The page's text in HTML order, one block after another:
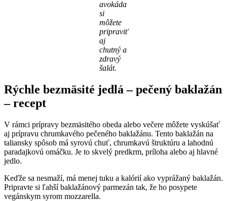
avokáda
si
môžete
pripraviť
aj
chutný a
zdravý
šalát.
Rýchle bezmäsité jedlá – pečený baklažán
– recept
V rámci prípravy bezmäsitého obeda alebo večere môžete vyskúšať
aj prípravu chrumkavého pečeného baklažánu. Tento baklažán na
taliansky spôsob má syrovú chuť, chrumkavú štruktúru a lahodnú
paradajkovú omáčku. Je to skvelý predkrm, príloha alebo aj hlavné
jedlo.
Keďže sa nesmaží, má menej tuku a kalórií ako vyprážaný baklažán.
Pripravte si ľahší baklažánový parmezán tak, že ho posypete
vegánskym syrom mozzarella.